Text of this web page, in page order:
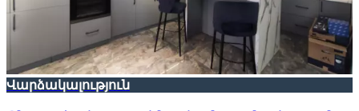
Վարձակալություն